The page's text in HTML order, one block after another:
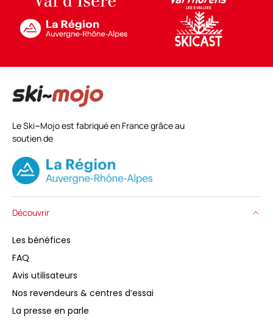
Le Ski~Mojo est fabriqué en France grâce au
soutien de
Découvrir
Les bénéfices
FAQ
Avis utilisateurs
Nos revendeurs & centres d’essai
La presse en parle